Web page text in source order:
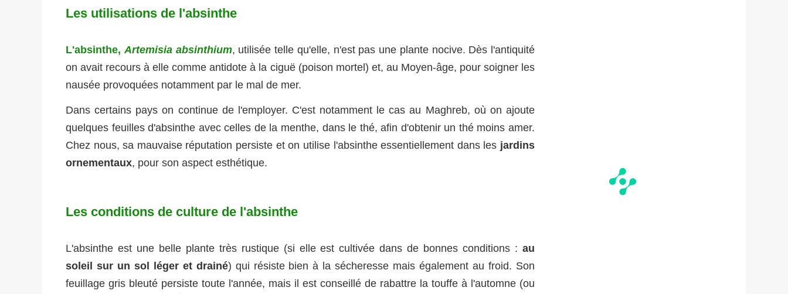
Les utilisations de l'absinthe
L'absinthe, Artemisia absinthium, utilisée telle qu'elle, n'est pas une plante nocive. Dès l'antiquité
on avait recours à elle comme antidote à la ciguë (poison mortel) et, au Moyen-âge, pour soigner les
nausée provoquées notamment par le mal de mer.
Dans certains pays on continue de l'employer. C'est notamment le cas au Maghreb, où on ajoute
quelques feuilles d'absinthe avec celles de la menthe, dans le thé, afin d'obtenir un thé moins amer.
Chez nous, sa mauvaise réputation persiste et on utilise l'absinthe essentiellement dans les jardins
ornementaux, pour son aspect esthétique.
Les conditions de culture de l'absinthe
L'absinthe est une belle plante très rustique (si elle est cultivée dans de bonnes conditions : au
soleil sur un sol léger et drainé) qui résiste bien à la sécheresse mais également au froid. Son
feuillage gris bleuté persiste toute l'année, mais il est conseillé de rabattre la touffe à l'automne (ou